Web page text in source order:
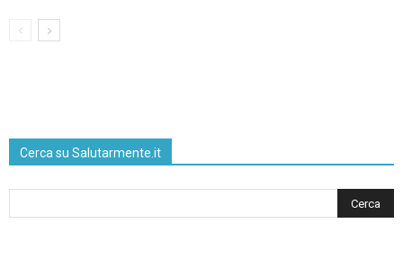
Cerca su Salutarmente.it